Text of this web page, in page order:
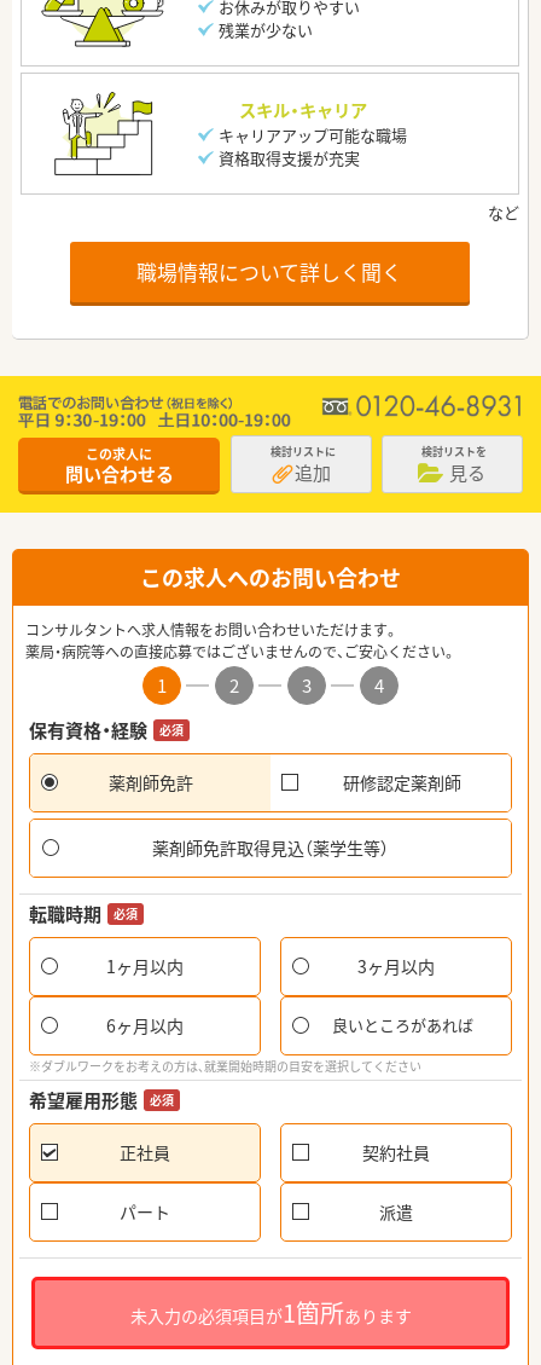
お休みが取りやすい
残業が少ない
スキル・キャリア
キャリアアップ可能な職場
資格取得支援が充実
職場情報について詳しく聞く
この求人に
問い合わせる
検討リストに
追加
検討リストを
見る
この求人へのお問い合わせ
コンサルタントへ求人情報をお問い合わせいただけます。
薬局・病院等への直接応募ではございませんので、ご安心ください。
1 2 3
4
保有資格・経験
必須
薬剤師免許 研修認定薬剤師
薬剤師免許取得見込（薬学生等）
転職時期 必須
1ヶ月以内 3ヶ月以内
6ヶ月以内 良いところがあれば
※ダブルワークをお考えの方は、就業開始時期の目安を選択してください
希望雇用形態 必須
正社員 契約社員
パート 派遣
未入力の必須項目が1箇所あります